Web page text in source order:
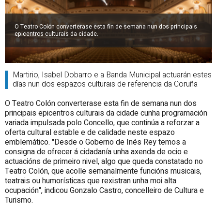
O Teatro Colón converterase esta fin de semana nun dos principais
epicentros culturais da cidade.
Martirio, Isabel Dobarro e a Banda Municipal actuarán estes
días nun dos espazos culturais de referencia da Coruña
O Teatro Colón converterase esta fin de semana nun dos
principais epicentros culturais da cidade cunha programación
variada impulsada polo Concello, que continúa a reforzar a
oferta cultural estable e de calidade neste espazo
emblemático. "Desde o Goberno de Inés Rey temos a
consigna de ofrecer á cidadanía unha axenda de ocio e
actuacións de primeiro nivel, algo que queda constatado no
Teatro Colón, que acolle semanalmente funcións musicais,
teatrais ou humorísticas que rexistran unha moi alta
ocupación", indicou Gonzalo Castro, concelleiro de Cultura e
Turismo.